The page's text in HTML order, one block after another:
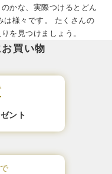
かな、実際つけるとどん
は様々です。 たくさんの
を見つけましょう。
買い物
ント